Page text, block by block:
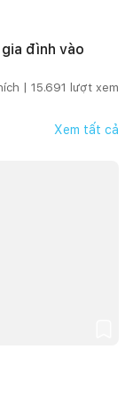
đình vào
| 15.691 lượt xem
Xem tất cả